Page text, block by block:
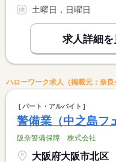
土曜日，日曜日
求人詳細を
ハローワーク求人（掲載元：奈良
パート・アルバイト
警備業（中之島フ
阪奈警備保障 株式会社
大阪府大阪市北区